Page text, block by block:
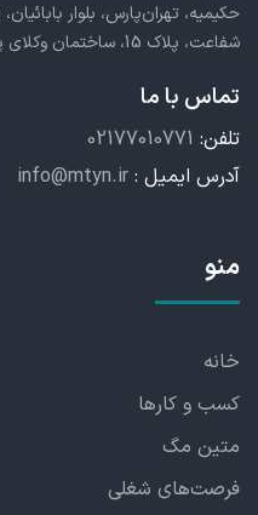
شفاعت، پلاک 15، ساختمان وکلای پرتو، طبقه 7
تماس با ما
تلفن: 02177010771
آدرس ایمیل : info@mtyn.ir
منو
خانه
کسب و کارها
متین مگ
فرصت‌های شغلی